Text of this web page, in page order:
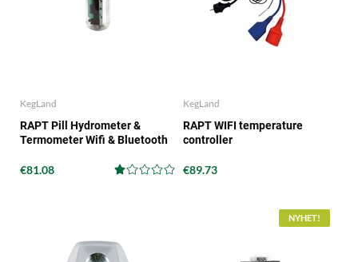
KegLand
RAPT Pill Hydrometer &
Termometer Wifi & Bluetooth
€81.08
KegLand
RAPT WIFI temperature
controller
€89.73
NYHET!